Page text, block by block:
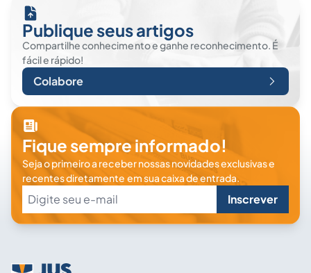
Publique seus artigos
Compartilhe conhecimento e ganhe reconhecimento. É
fácil e rápido!
Colabore
Fique sempre informado!
Seja o primeiro a receber nossas novidades exclusivas e
recentes diretamente em sua caixa de entrada.
Inscrever